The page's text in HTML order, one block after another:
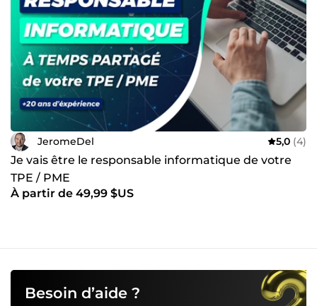
JeromeDel 5,0 (4)
Je vais être le responsable informatique de votre
TPE / PME
À partir de 49,99 $US
Besoin d’aide ?